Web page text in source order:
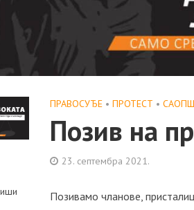
ПРАВОСУЂЕ • ПРОТЕСТ •
Позив на
23. септембра 2021.
Позивамо чланове,